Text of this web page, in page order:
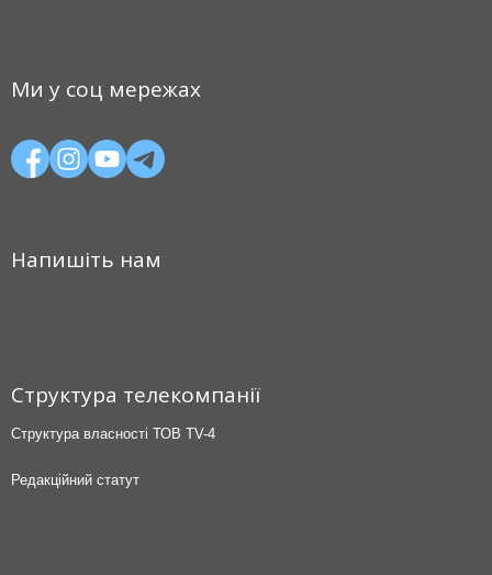
Ми у соц мережах
Напишіть нам
Структура телекомпанії
Структура власності ТОВ TV-4
Редакційний статут